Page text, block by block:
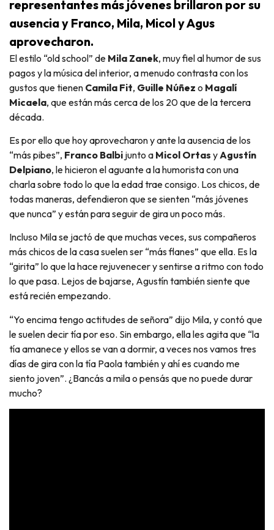
representantes más jóvenes brillaron por su
ausencia y Franco, Mila, Micol y Agus
aprovecharon.
El estilo “old school” de Mila Zanek, muy fiel al humor de sus
pagos y la música del interior, a menudo contrasta con los
gustos que tienen Camila Fit, Guille Núñez o Magalí
Micaela, que están más cerca de los 20 que de la tercera
década.
Es por ello que hoy aprovecharon y ante la ausencia de los
“más pibes”, Franco Balbi junto a Micol Ortas yAgustín
Delpiano, le hicieron el aguante a la humorista con una
charla sobre todo lo que la edad trae consigo. Los chicos, de
todas maneras, defendieron que se sienten “más jóvenes
que nunca” y están para seguir de gira un poco más.
Incluso Mila se jactó de que muchas veces, sus compañeros
más chicos de la casa suelen ser “más flanes” que ella. Es la
“girita” lo que la hace rejuvenecer y sentirse a ritmo con todo
lo que pasa. Lejos de bajarse, Agustín también siente que
está recién empezando.
“Yo encima tengo actitudes de señora” dijo Mila, y contó que
le suelen decir tía por eso. Sin embargo, ella les agita que “la
tía amanece y ellos se van a dormir, a veces nos vamos tres
días de gira con la tía Paola también y ahí es cuando me
siento joven”. ¿Bancás a mila o pensás que no puede durar
mucho?